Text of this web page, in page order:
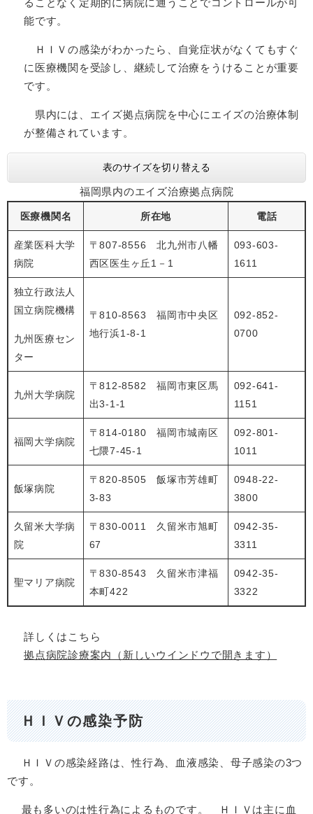
能です。
ＨＩＶの感染がわかったら、自覚症状がなくてもすぐ
に医療機関を受診し、継続して治療をうけることが重要
です。
県内には、エイズ拠点病院を中心にエイズの治療体制
が整備されています。
表のサイズを切り替える
福岡県内のエイズ治療拠点病院
医療機関名 所在地 電話
産業医科大学
病院
〒807-8556 北九州市八幡
西区医生ヶ丘1－1
093-603-
1611
独立行政法人
国立病院機構
九州医療セン
ター
〒810-8563 福岡市中央区
地行浜1-8-1
092-852-
0700
九州大学病院
〒812-8582 福岡市東区馬
出3-1-1
092-641-
1151
福岡大学病院
〒814-0180 福岡市城南区
七隈7-45-1
092-801-
1011
飯塚病院
〒820-8505 飯塚市芳雄町
3-83
0948-22-
3800
久留米大学病
院
〒830-0011 久留米市旭町
67
0942-35-
3311
聖マリア病院
〒830-8543 久留米市津福
本町422
0942-35-
3322
詳しくはこちら
拠点病院診療案内（新しいウインドウで開きます）
ＨＩＶの感染予防
ＨＩＶの感染経路は、性行為、血液感染、母子感染の3つ
です。
最も多いのは性行為によるものです。 ＨＩＶは主に血